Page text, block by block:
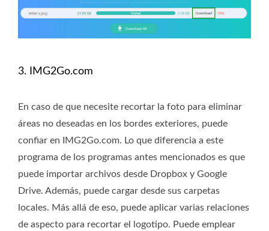
3. IMG2Go.com
En caso de que necesite recortar la foto para eliminar
áreas no deseadas en los bordes exteriores, puede
confiar en IMG2Go.com. Lo que diferencia a este
programa de los programas antes mencionados es que
puede importar archivos desde Dropbox y Google
Drive. Además, puede cargar desde sus carpetas
locales. Más allá de eso, puede aplicar varias relaciones
de aspecto para recortar el logotipo. Puede emplear